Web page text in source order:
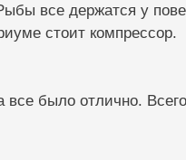
все держатся у
стоит компрессор.
было отлично.